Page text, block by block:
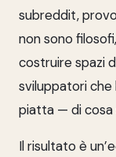
subreddit,
non sono
costruire spazi
sviluppatori
piatta — di cosa
Il risultato è